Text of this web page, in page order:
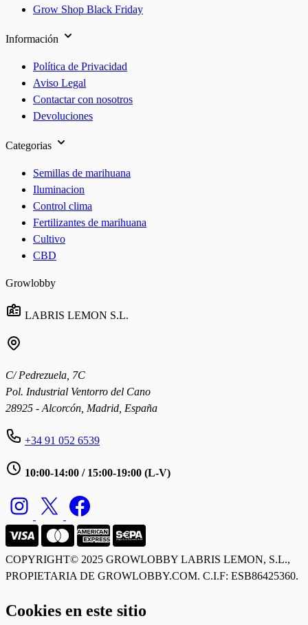
Grow Shop Black Friday
Información
Política de Privacidad
Aviso Legal
Contactar con nosotros
Devoluciones
Categorias
Semillas de marihuana
Iluminacion
Control clima
Fertilizantes de marihuana
Cultivo
CBD
Growlobby
LABRIS LEMON S.L.
C/ Pedrezuela, 7C
Pol. Industrial Ventorro del Cano
28925 - Alcorcón, Madrid, España
+34 91 052 6539
10:00-14:00 / 15:00-19:00 (L-V)
COPYRIGHT© 2025 GROWLOBBY LABRIS LEMON, S.L.,
PROPIETARIA DE GROWLOBBY.COM. C.I.F: ESB86425360.
Cookies en este sitio